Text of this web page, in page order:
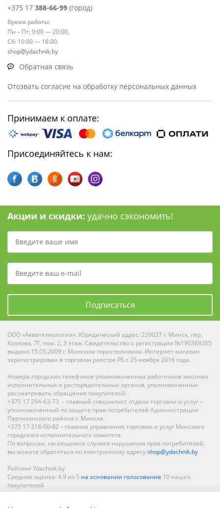
+375 17 388-66-99 (город)
Время работы:
Пн – Пт: 9:00 — 20:00,
Сб: 10:00 — 18:00,
shop@ydachnik.by
Обратная связь
Отозвать согласие на обработку персональных данных
Принимаем к оплате:
Присоединяйтесь к нам:
Акции и скидки: удачно сэкономить!
Подписаться
ООО «Акватехнологии». Юридический адрес: 220037 г. Минск, пер.
Козлова, 7Г, пом. 2, 3 этаж. Свидетельство о регистрации №190369265
выдано 15.05.2009 г. Минским горисполкомом. Интернет-магазин
зарегистрирован в торговом реестре РБ с 25 ноября 2016 года.
Номера городских телефонов уполномоченных работников местных
исполнительных и распорядительных органов, уполномоченных
рассматривать обращения покупателей:
+375 17 294-63-73 – главный специалист отдела торговли и услуг –
уполномоченный по защите прав потребителей Администрации
Партизанского района г. Минска.
+375 17 218-00-82 – главное управление торговли и услуг Минского
городского исполнительного комитета.
По вопросам, касающимся случаев нарушения прав потребителей,
вы можете обратиться по электронному адресуshop@ydachnik.by
Рейтинг Ydachnik.by
Средняя оценка: 4.9 из 5 на основании голосования 10 наших
покупателей